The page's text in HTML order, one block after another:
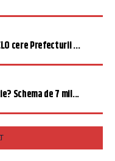
cere Prefecturii ...
Schema de 7 mil...